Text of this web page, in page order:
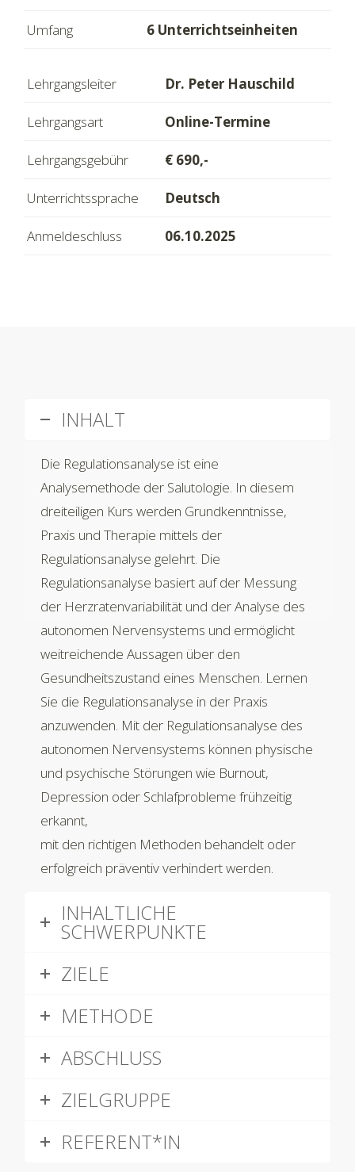
Umfang 6 Unterrichtseinheiten
Lehrgangsleiter Dr. Peter Hauschild
Lehrgangsart Online-Termine
Lehrgangsgebühr € 690,-
Unterrichtssprache Deutsch
Anmeldeschluss 06.10.2025
INHALT
Die Regulationsanalyse ist eine
Analysemethode der Salutologie. In diesem
dreiteiligen Kurs werden Grundkenntnisse,
Praxis und Therapie mittels der
Regulationsanalyse gelehrt. Die
Regulationsanalyse basiert auf der Messung
der Herzratenvariabilität und der Analyse des
autonomen Nervensystems und ermöglicht
weitreichende Aussagen über den
Gesundheitszustand eines Menschen. Lernen
Sie die Regulationsanalyse in der Praxis
anzuwenden. Mit der Regulationsanalyse des
autonomen Nervensystems können physische
und psychische Störungen wie Burnout,
Depression oder Schlafprobleme frühzeitig
erkannt,
mit den richtigen Methoden behandelt oder
erfolgreich präventiv verhindert werden.
INHALTLICHE
SCHWERPUNKTE
ZIELE
METHODE
ABSCHLUSS
ZIELGRUPPE
REFERENT*IN